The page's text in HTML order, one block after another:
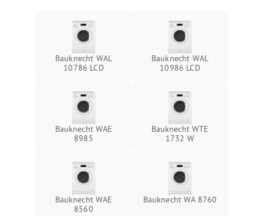
Bauknecht WAL
10786 LCD
Bauknecht WAL
10986 LCD
Bauknecht WAE
8985
Bauknecht WTE
1732 W
Bauknecht WAE
8560
Bauknecht WA 8760